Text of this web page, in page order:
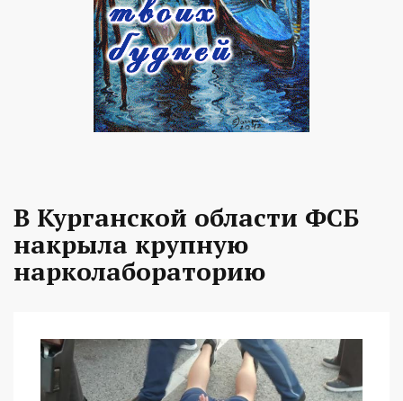
В Курганской области ФСБ
накрыла крупную
нарколабораторию